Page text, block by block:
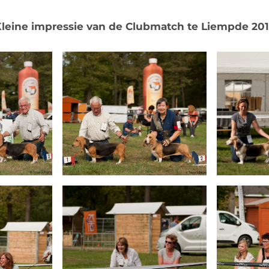
impressie van de Clubmatch te Liempde